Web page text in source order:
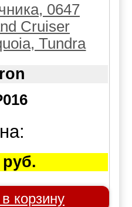
0647
Cruiser
Tundra
руб.
корзину